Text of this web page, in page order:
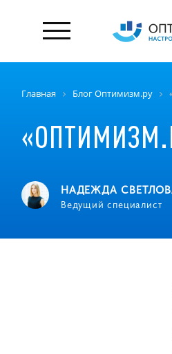
Главная Блог Оптимизм.ру
НАДЕЖДА
Ведущий специалист